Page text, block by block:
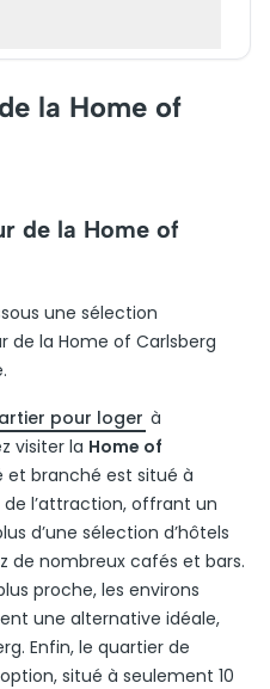
la Home of
de la Home of
une sélection
de la Home of Carlsberg
pour loger à
visiter la Home of
et branché est situé à
l’attraction, offrant un
d’une sélection d’hôtels
de nombreux cafés et bars.
proche, les environs
une alternative idéale,
Enfin, le quartier de
situé à seulement 10